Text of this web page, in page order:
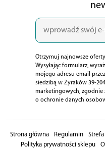
Otrzymuj najnowsze
Wysyłając formularz,
mojego adresu email
siedzibą w Żyraków 39-
marketingowych, zgodnie
o ochronie danych
Strona główna Regulamin
Polityka prywatności sklepu